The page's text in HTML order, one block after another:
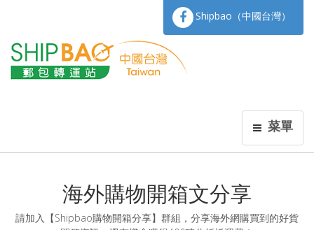
菜單
Shipbao（中國台灣）
海外購物開箱文分享
請加入【Shipbao購物開箱分享】群組，分享海外網購買到的好貨